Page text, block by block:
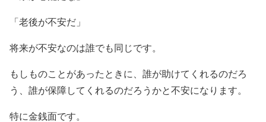
「老後が不安だ」
将来が不安なのは誰でも同じです。
もしものことがあったときに、誰が助けてくれるのだろ
う、誰が保障してくれるのだろうかと不安になります。
特に金銭面です。